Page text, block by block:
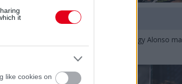
it
like cookies on
2 napja
Newey biztos benne, hogy Alonso